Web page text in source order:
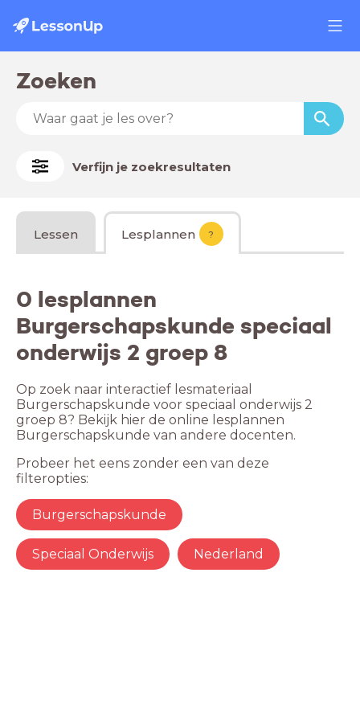
Zoeken
Verfijn je zoekresultaten
Lessen Lesplannen ?
0 lesplannen
Burgerschapskunde speciaal
onderwijs 2 groep 8
Op zoek naar interactief lesmateriaal
Burgerschapskunde voor speciaal onderwijs 2
groep 8? Bekijk hier de online lesplannen
Burgerschapskunde van andere docenten.
Probeer het eens zonder een van deze
filteropties:
Burgerschapskunde
Speciaal Onderwijs Nederland